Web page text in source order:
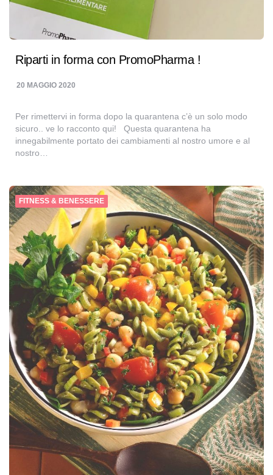
Riparti in forma con PromoPharma !
20 MAGGIO 2020
Per rimettervi in forma dopo la quarantena c’è un solo modo
sicuro.. ve lo racconto qui! Questa quarantena ha
innegabilmente portato dei cambiamenti al nostro umore e al
nostro…
FITNESS & BENESSERE